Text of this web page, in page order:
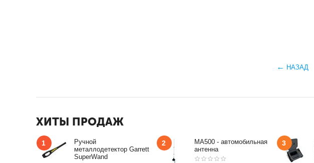
НАЗАД
ХИТЫ ПРОДАЖ
1
Ручной
металлодетектор Garrett
SuperWand
2
MA500 - автомобильная
антенна
3